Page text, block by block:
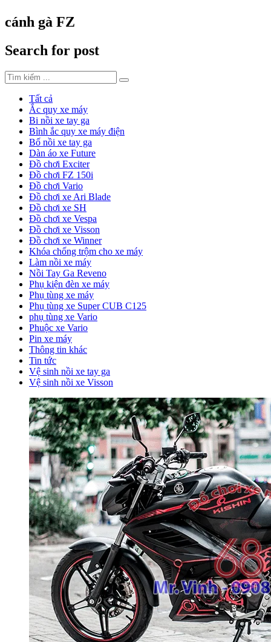
cánh gà FZ
Search for post
Tất cả
Ắc quy xe máy
Bi nồi xe tay ga
Bình ắc quy xe máy điện
Bố nồi xe tay ga
Dàn áo xe Future
Đồ chơi Exciter
Đồ chơi FZ 150i
Đồ chơi Vario
Đồ chơi xe Ari Blade
Đồ chơi xe SH
Đồ chơi xe Vespa
Đồ chơi xe Visson
Đồ chơi xe Winner
Khóa chống trộm cho xe máy
Làm nồi xe máy
Nồi Tay Ga Reveno
Phụ kiện đèn xe máy
Phụ tùng xe máy
Phụ tùng xe Super CUB C125
phụ tùng xe Vario
Phuộc xe Vario
Pin xe máy
Thông tin khác
Tin tức
Vệ sinh nồi xe tay ga
Vệ sinh nồi xe Visson